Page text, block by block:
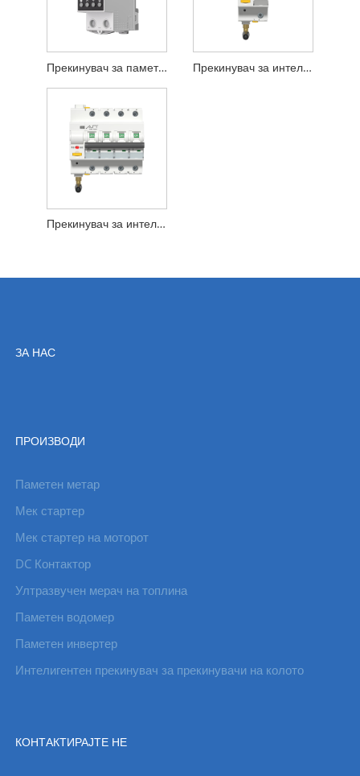
Прекинувач за паметни реле за заштита на пренапон Прекинувач за интелигентни кола R3 серија 1p
Прекинувач за интелигентни кола R3 серија 4P
ЗА НАС
ПРОИЗВОДИ
Паметен метар
Мек стартер
Мек стартер на моторот
DC Контактор
Ултразвучен мерач на топлина
Паметен водомер
Паметен инвертер
Интелигентен прекинувач за прекинувачи на колото
КОНТАКТИРАЈТЕ НЕ